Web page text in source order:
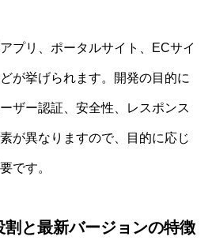
プリ、ポータルサイト、ECサイ
が挙げられます。開発の目的に
ザー認証、安全性、レスポンス
が異なりますので、目的に応じ
です。
と最新バージョンの特徴